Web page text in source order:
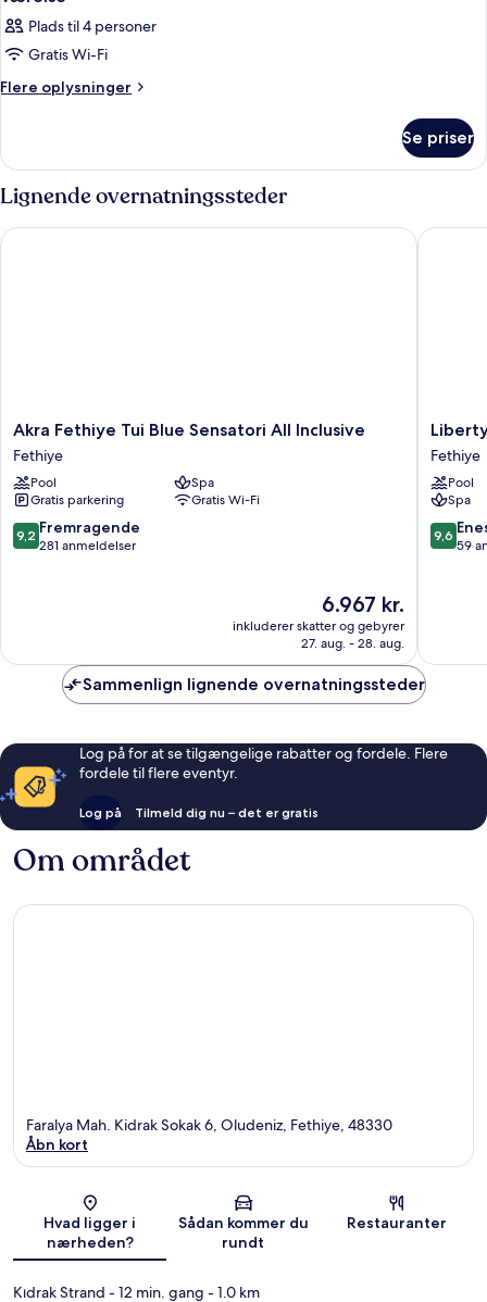
Plads til 4 personer
Gratis Wi-Fi
Flere oplysninger
Flere
Se priser
Lignende overnatningssteder
Akra
Fethiye
Tui
Blue
Sensatori
All
Inclusive
Akra Fethiye Tui Blue Sensatori All Inclusive
Fethiye
Pool
Spa
Gratis parkering
Gratis Wi-Fi
9.2
ud
9,2 Fremragende
281 anmeldelser
Prisen
er
6.967 kr.
6.967 kr.
inkluderer skatter og gebyrer
27. aug. - 28. aug.
Akra Fethiye Tui Blue Sensatori All Inclusive
Liberty
Lykia
-
Adults
Only
Fethiye
Fethiye
Pool
Spa
9.6
ud
9,6
59
Liberty
Sammenlign lignende overnatningssteder
Log på for at se tilgængelige rabatter og fordele. Flere
fordele til flere eventyr.
Log på Tilmeld dig nu – det er gratis
Om området
Kort
Faralya Mah. Kidrak Sokak 6, Oludeniz, Fethiye, 48330
Åbn kort
Hvad ligger i
nærheden?
Sådan kommer du
rundt
Restauranter
Kıdrak Strand - 12 min. gang - 1.0 km